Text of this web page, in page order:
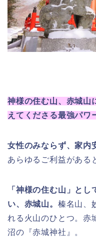
神様の住む山、赤城山
えてくださる最強パワ
女性のみならず、家内
あらゆるご利益がある
「神様の住む山」と
い、赤城山。 榛名山、
れる火山のひとつ。赤
沼の『赤城神社』。